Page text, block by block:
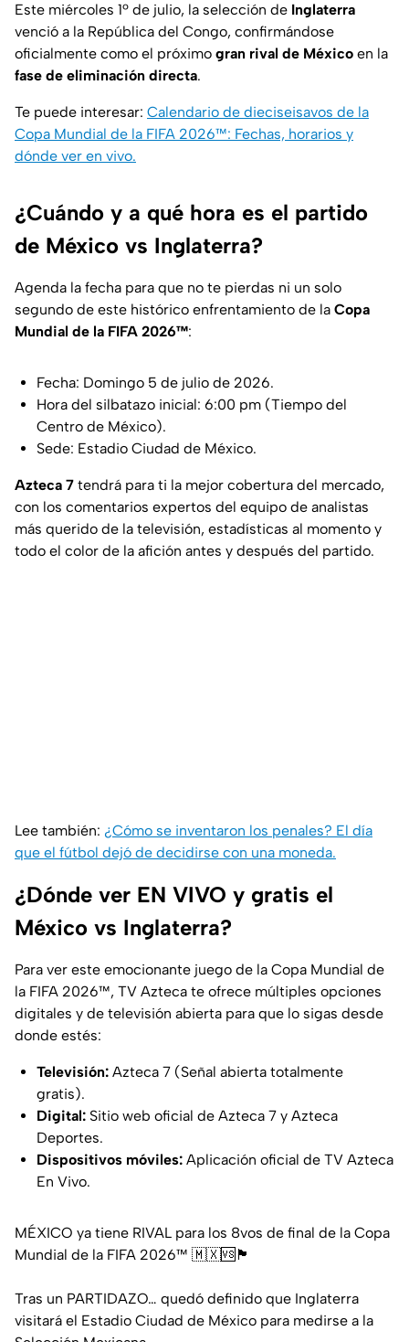
Este miércoles 1º de julio, la selección de Inglaterra
venció a la República del Congo, confirmándose
oficialmente como el próximo gran rival de México en la
fase de eliminación directa.
Te puede interesar: Calendario de dieciseisavos de la
Copa Mundial de la FIFA 2026™: Fechas, horarios y
dónde ver en vivo.
¿Cuándo y a qué hora es el partido
de México vs Inglaterra?
Agenda la fecha para que no te pierdas ni un solo
segundo de este histórico enfrentamiento de la Copa
Mundial de la FIFA 2026™:
Fecha: Domingo 5 de julio de 2026.
Hora del silbatazo inicial: 6:00 pm (Tiempo del
Centro de México).
Sede: Estadio Ciudad de México.
Azteca 7 tendrá para ti la mejor cobertura del mercado,
con los comentarios expertos del equipo de analistas
más querido de la televisión, estadísticas al momento y
todo el color de la afición antes y después del partido.
Lee también: ¿Cómo se inventaron los penales? El día
que el fútbol dejó de decidirse con una moneda.
¿Dónde ver EN VIVO y gratis el
México vs Inglaterra?
Para ver este emocionante juego de la Copa Mundial de
la FIFA 2026™, TV Azteca te ofrece múltiples opciones
digitales y de televisión abierta para que lo sigas desde
donde estés:
Televisión: Azteca 7 (Señal abierta totalmente
gratis).
Digital: Sitio web oficial de Azteca 7 y Azteca
Deportes.
Dispositivos móviles: Aplicación oficial de TV Azteca
En Vivo.
MÉXICO ya tiene RIVAL para los 8vos de final de la Copa
Mundial de la FIFA 2026™️ 🇲🇽🆚🏴󠁧󠁢󠁥󠁮󠁧󠁿
Tras un PARTIDAZO… quedó definido que Inglaterra
visitará el Estadio Ciudad de México para medirse a la